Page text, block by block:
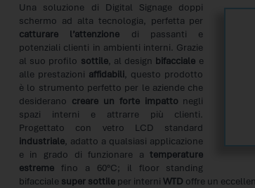
Una soluzione di Digital Signage doppi
schermo ad alta tecnologia, perfetta per
catturare l’attenzione di passanti e
potenziali clienti in ambienti interni. Grazie
al suo profilo sottile, al design bifacciale e
alle prestazioni affidabili, questo prodotto
è lo strumento perfetto per le aziende che
desiderano creare un forte impatto negli
spazi interni e attrarre più clienti.
Progettato con vetro LCD standard
industriale, adatto a qualsiasi applicazione
e in grado di funzionare atemperature
estremefino a 60°C; il floor standing
bifacciale super sottileper interni WTD offre un